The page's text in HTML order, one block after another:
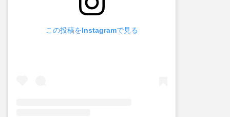
この投稿をInstagramで見る